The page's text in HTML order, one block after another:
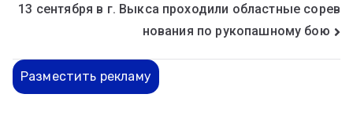
13 сентября в г. Выкса проходили областные сорев
нования по рукопашному бою
Разместить рекламу